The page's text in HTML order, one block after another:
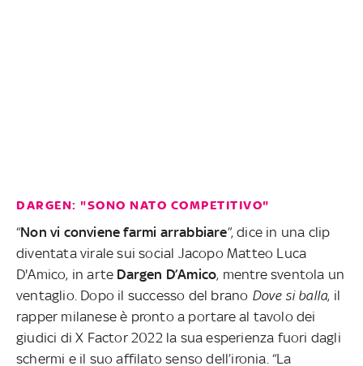
DARGEN: "SONO NATO COMPETITIVO"
“Non vi conviene farmi arrabbiare”, dice in una clip
diventata virale sui social Jacopo Matteo Luca
D'Amico, in arte Dargen D’Amico, mentre sventola un
ventaglio. Dopo il successo del brano Dove si balla, il
rapper milanese è pronto a portare al tavolo dei
giudici di X Factor 2022 la sua esperienza fuori dagli
schermi e il suo affilato senso dell’ironia. “La